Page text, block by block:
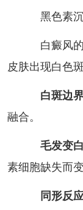
黑色素沉
白癜风的
皮肤出现白色
白斑边
融合。
毛发变白
素细胞缺失而变
同形反